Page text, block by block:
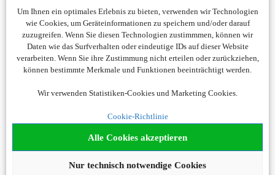
Um Ihnen ein optimales Erlebnis zu bieten, verwenden wir Technologien
wie Cookies, um Geräteinformationen zu speichern und/oder darauf
zuzugreifen. Wenn Sie diesen Technologien zustimmmen, können wir
Daten wie das Surfverhalten oder eindeutige IDs auf dieser Website
verarbeiten. Wenn Sie ihre Zustimmung nicht erteilen oder zurückziehen,
können bestimmte Merkmale und Funktionen beeinträchtigt werden.
Wir verwenden Statistiken-Cookies und Marketing Cookies.
Cookie-Richtlinie
Alle Cookies akzeptieren
Nur technisch notwendige Cookies
(Alternativ Kamelienpark Locarno).
Anschliessend Spaziergang entlang der Uferpromenade
von Ascona am Lago Maggiore.
4. Tag: Bellinzona. Besuch der historischen Altstadt,
entdecken Sie Festungsanlage mit den Burgen
5. Tag:Centovalli Bahn. Die Schmalspurbahn Centovalli
führt Sie über 47 Brücken und Viadukte von Locarno bis
nach Camedo (Schweizer Grenze). Ausflug in das
Verzascatal.